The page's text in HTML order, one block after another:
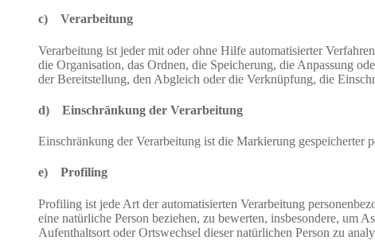
c) Verarbeitung
Verarbeitung ist jeder mit oder ohne Hilfe automatisierter
die Organisation, das Ordnen, die Speicherung, die Anpassung
der Bereitstellung, den Abgleich oder die Verknüpfung, die
d) Einschränkung der Verarbeitung
Einschränkung der Verarbeitung ist die Markierung gespeicherter
e) Profiling
Profiling ist jede Art der automatisierten Verarbeitung
eine natürliche Person beziehen, zu bewerten, insbesondere, um
Aufenthaltsort oder Ortswechsel dieser natürlichen Person zu